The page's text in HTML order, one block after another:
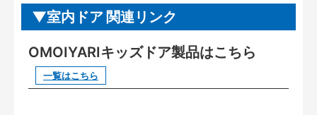
室内ドア 関連リンク
OMOIYARIキッズドア製品はこちら
一覧はこちら